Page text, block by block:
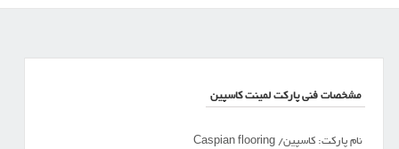
مشخصات فنی پارکت لمینت کاسپین
نام پارکت: کاسپین/ Caspian flooring